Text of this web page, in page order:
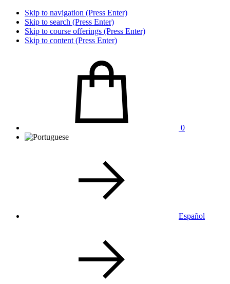
Skip to navigation (Press Enter)
Skip to search (Press Enter)
Skip to course offerings (Press Enter)
Skip to content (Press Enter)
0
Español